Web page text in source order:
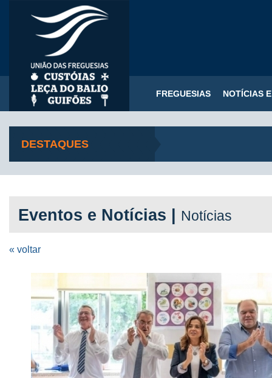
FREGUESIAS NOTÍCIAS
DESTAQUES
Eventos e Notícias | Notícias
« voltar